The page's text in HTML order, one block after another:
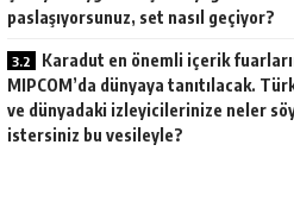
paslaşıyorsunuz, set nasıl geçiyor?
Karadut en önemli içerik
MIPCOM’da dünyaya tanıtılacak.
ve dünyadaki izleyicilerinize neler
istersiniz bu vesileyle?